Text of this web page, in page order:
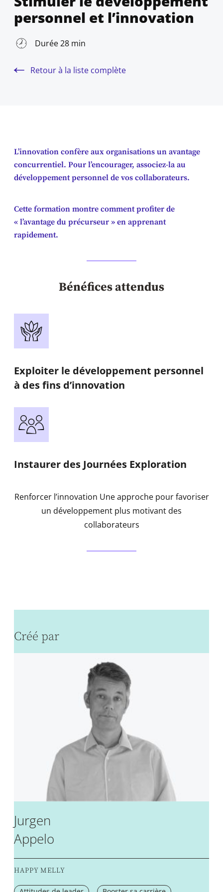
personnel et l’innovation
Durée 28 min
Retour à la liste complète
L’innovation confère aux organisations un avantage
concurrentiel. Pour l’encourager, associez-la au
développement personnel de vos collaborateurs.
Cette formation montre comment profiter de
« l’avantage du précurseur » en apprenant
rapidement.
Bénéfices attendus
Exploiter le développement personnel
à des fins d’innovation
Instaurer des Journées Exploration
Renforcer l’innovation Une approche pour favoriser
un développement plus motivant des
collaborateurs
Créé par
Jurgen
Appelo
HAPPY MELLY